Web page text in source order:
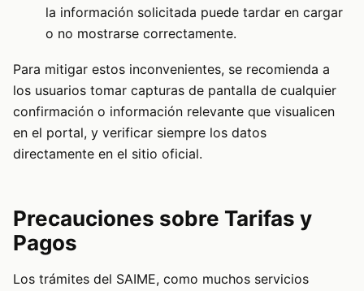
la información solicitada puede tardar en cargar
o no mostrarse correctamente.
Para mitigar estos inconvenientes, se recomienda a
los usuarios tomar capturas de pantalla de cualquier
confirmación o información relevante que visualicen
en el portal, y verificar siempre los datos
directamente en el sitio oficial.
Precauciones sobre Tarifas y
Pagos
Los trámites del SAIME, como muchos servicios